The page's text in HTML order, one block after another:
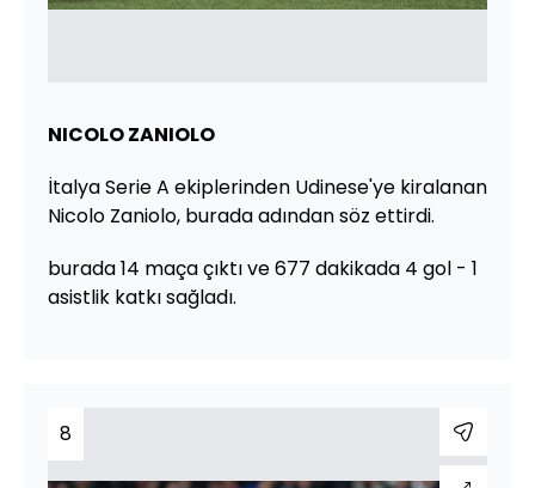
NICOLO ZANIOLO
İtalya Serie A ekiplerinden Udinese'ye kiralanan
Nicolo Zaniolo, burada adından söz ettirdi.
burada 14 maça çıktı ve 677 dakikada 4 gol - 1
asistlik katkı sağladı.
8